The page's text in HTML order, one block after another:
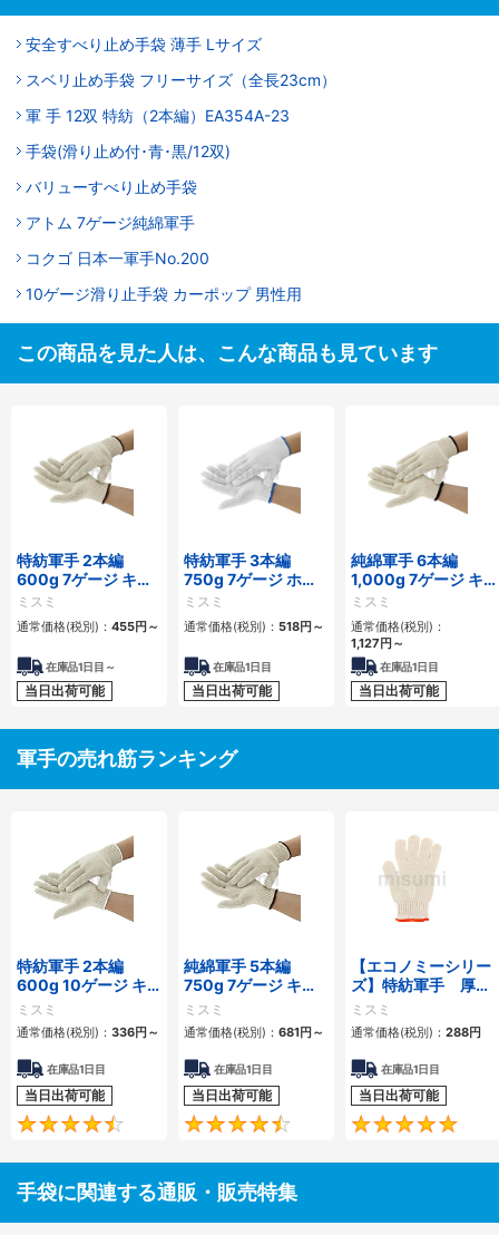
安全すべり止め手袋 薄手 Lサイズ
スベリ止め手袋 フリーサイズ（全長23cm）
軍 手 12双 特紡（2本編）EA354A-23
手袋(滑り止め付･青･黒/12双)
バリューすべり止め手袋
アトム 7ゲージ純綿軍手
コクゴ 日本一軍手No.200
10ゲージ滑り止手袋 カーポップ 男性用
この商品を見た人は、こんな商品も見ています
特紡軍手 2本編
600g 7ゲージ キナ
リ
ミスミ
通常価格(税別)： 455円 ～
在庫品1日目～
当日出荷可能
特紡軍手 3本編
750g 7ゲージ ホワ
イト
ミスミ
通常価格(税別)： 518円 ～
在庫品1日目
当日出荷可能
純綿軍手 6本編
1,000g 7ゲージ キ
ナリ
ミスミ
通常価格(税別)：
1,127円 ～
在庫品1日目
当日出荷可能
軍手の売れ筋ランキング
特紡軍手 2本編
600g 10ゲージ キ
ナリ
ミスミ
通常価格(税別)： 336円 ～
在庫品1日目
当日出荷可能
4.7
純綿軍手 5本編
750g 7ゲージ キナ
リ
ミスミ
通常価格(税別)： 681円 ～
在庫品1日目
当日出荷可能
4.5
【エコノミーシリー
ズ】特紡軍手 厚手
７ゲージ ７００ｇ
ミスミ
通常価格(税別)： 288円
在庫品1日目
当日出荷可能
手袋に関連する通販・販売特集